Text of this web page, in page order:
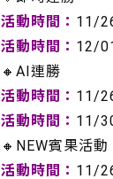
活動時間： 11/
活動時間： 12/
🔸AI連勝
活動時間： 11/
活動時間： 11/
🔸NEW賓果活動
活動時間： 11/